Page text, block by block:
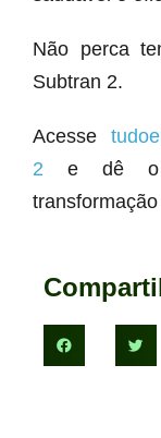
Não perca
Subtran 2.
Acesse
2 e dê o